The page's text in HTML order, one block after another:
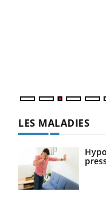
LES MALADIES